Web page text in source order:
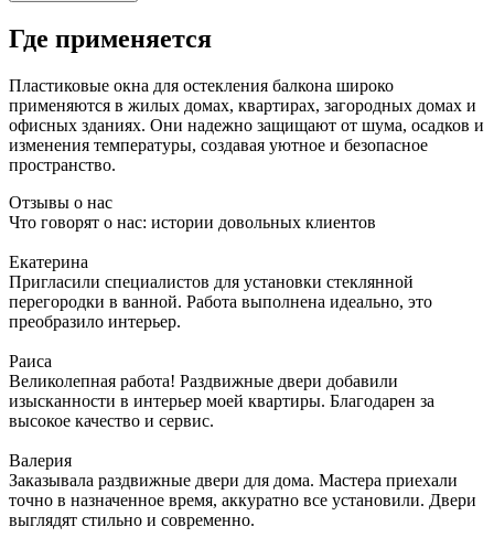
Где применяется
Пластиковые окна для остекления балкона широко
применяются в жилых домах, квартирах, загородных домах и
офисных зданиях. Они надежно защищают от шума, осадков и
изменения температуры, создавая уютное и безопасное
пространство.
Отзывы о нас
Что говорят о нас: истории довольных клиентов
Екатерина
Пригласили специалистов для установки стеклянной
перегородки в ванной. Работа выполнена идеально, это
преобразило интерьер.
Раиса
Великолепная работа! Раздвижные двери добавили
изысканности в интерьер моей квартиры. Благодарен за
высокое качество и сервис.
Валерия
Заказывала раздвижные двери для дома. Мастера приехали
точно в назначенное время, аккуратно все установили. Двери
выглядят стильно и современно.